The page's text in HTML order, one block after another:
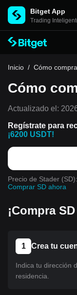
Bitget App
Trading
Inicio / Cómo
Cómo
Actualizado el:
Regístrate para
¡6200 USDT!
Precio de Stader (SD):
Comprar SD ahora
¡Compra
1 Crea tu
Indica tu dirección
residencia.